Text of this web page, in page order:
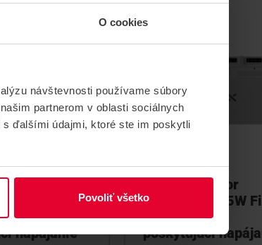
O cookies
návštevnosti používame súbory
partnerom v oblasti sociálnych
ďalšími údajmi, ktoré ste im poskytli
Povoliť všetko
75W Fibra
napájanie
AJAX Superior
LineSupply 75W
White Modul
poskytujúci